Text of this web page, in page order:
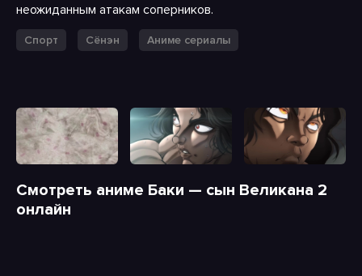
неожиданным атакам соперников.
Спорт Сёнэн Аниме сериалы
Смотреть аниме Баки — сын Великана 2
онлайн